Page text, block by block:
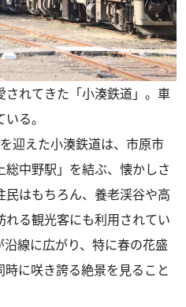
れてきた「小湊鉄道」。車
る。
迎えた小湊鉄道は、市原市
総中野駅」を結ぶ、懐かしさ
はもちろん、養老渓谷や高
る観光客にも利用されてい
線に広がり、特に春の花盛
に咲き誇る絶景を見ること